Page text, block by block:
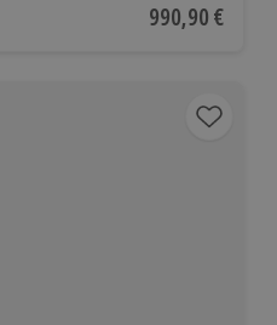
Aktueller Preis
990,90 €